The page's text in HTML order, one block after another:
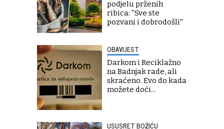
podjelu prženih
ribica: ''Sve ste
pozvani i dobrodošli''
OBAVIJEST
Darkom i Reciklažno
na Badnjak rade, ali
skraćeno. Evo do kada
možete doći...
USUSRET BOŽIĆU